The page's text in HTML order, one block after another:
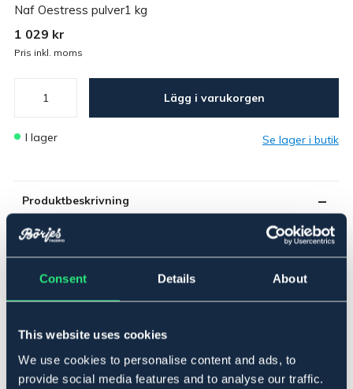
Consent Details About
This website uses cookies
We use cookies to personalise content and ads, to
provide social media features and to analyse our traffic.
Naf Oestress pulver1 kg
1 029 kr
Pris inkl. moms
Lägg i varukorgen
I lager Se lager i butik
Produktbeskrivning
Ston upplever ofta samma stressiga hormonella
obalans motsvarande hingstarnas. Tecken kan inkludera
humörsvängningar, aggressivitet, retlighet och minskad
prestanda. Placeringen av äggstockarna (precis bakom
bockningar eller sparkar.
med extrakt av örtbaserade ingredienser som har
använts i hundratals år för att stödja hormonbalansen.